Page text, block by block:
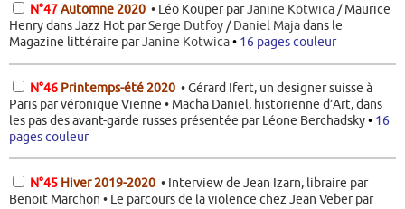
N°47Automne 2020 • Léo Kouper parJanine Kotwica / Maurice
Henry dans Jazz Hot parSerge Dutfoy /Daniel Majadans le
Magazine littéraire parJanine Kotwica• 16 pages couleur
N°46 Printemps-été 2020 • Gérard Ifert, un designer suisse à
Paris par véronique Vienne • Macha Daniel, historienne d’Art, dans
les pas des avant-garde russes présentée par Léone Berchadsky• 16
pages couleur
N°45 Hiver 2019-2020 • Interview de Jean Izarn, libraire par
Benoit Marchon • Le parcours de la violence chez Jean Veber par